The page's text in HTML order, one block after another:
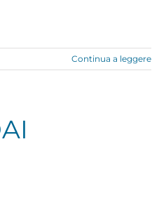
Continua a leggere